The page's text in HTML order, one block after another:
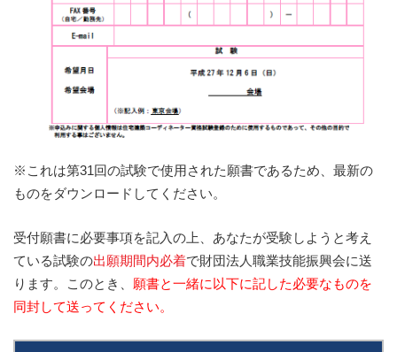
※これは第31回の試験で使用された願書であるため、最新の
ものをダウンロードしてください。
受付願書に必要事項を記入の上、あなたが受験しようと考え
ている試験の出願期間内必着で財団法人職業技能振興会に送
ります。このとき、 願書と一緒に以下に記した必要なものを
同封して送ってください。